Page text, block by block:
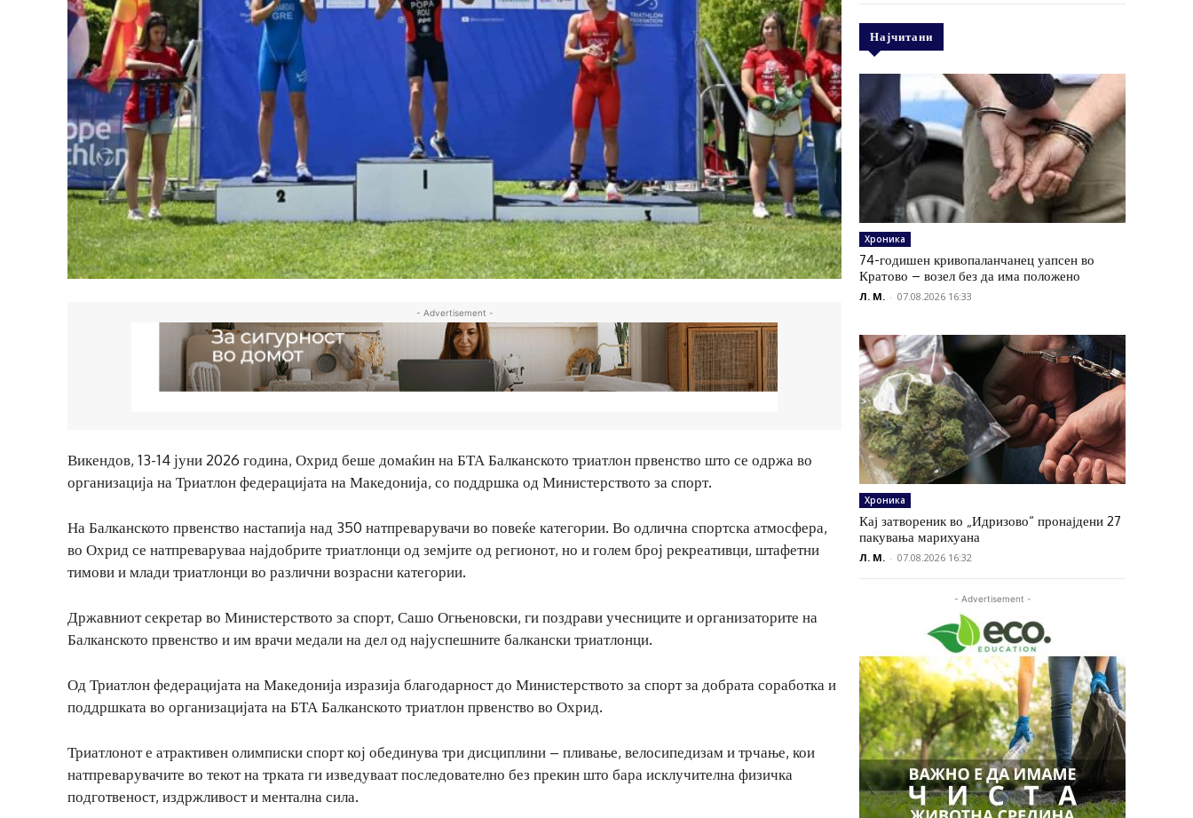
- Advertisement -
Викендов, 13-14 јуни 2026 година, Охрид беше домаќин на БТА Балканското триатлон првенство што се одржа во
организација на Триатлон федерацијата на Македонија, со поддршка од Министерството за спорт.
На Балканското првенство настапија над 350 натпреварувачи во повеќе категории. Во одлична спортска атмосфера,
во Охрид се натпреваруваа најдобрите триатлонци од земјите од регионот, но и голем број рекреативци, штафетни
тимови и млади триатлонци во различни возрасни категории.
Државниот секретар во Министерството за спорт, Сашо Огњеновски, ги поздрави учесниците и организаторите на
Балканското првенство и им врачи медали на дел од најуспешните балкански триатлонци.
Од Триатлон федерацијата на Македонија изразија благодарност до Министерството за спорт за добрата соработка и
поддршката во организацијата на БТА Балканското триатлон првенство во Охрид.
Триатлонот е атрактивен олимписки спорт кој обединува три дисциплини – пливање, велосипедизам и трчање, кои
натпреварувачите во текот на трката ги изведуваат последователно без прекин што бара исклучителна физичка
подготвеност, издржливост и ментална сила.
Најчитани
Хроника
74-годишен кривопаланчанец уапсен во
Кратово – возел без да има положено
Л. М. - 07.08.2026 16:33
Хроника
Кај затвореник во „Идризово“ пронајдени 27
пакувања марихуана
Л. М. - 07.08.2026 16:32
- Advertisement -